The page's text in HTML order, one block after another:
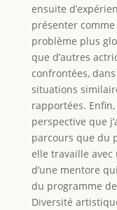
ensuite
présenter
problème plus
que d’autres
confrontées,
situations
rapportées.
perspective que
parcours que du
elle travaille avec
d’une mentore
du programme
Diversité